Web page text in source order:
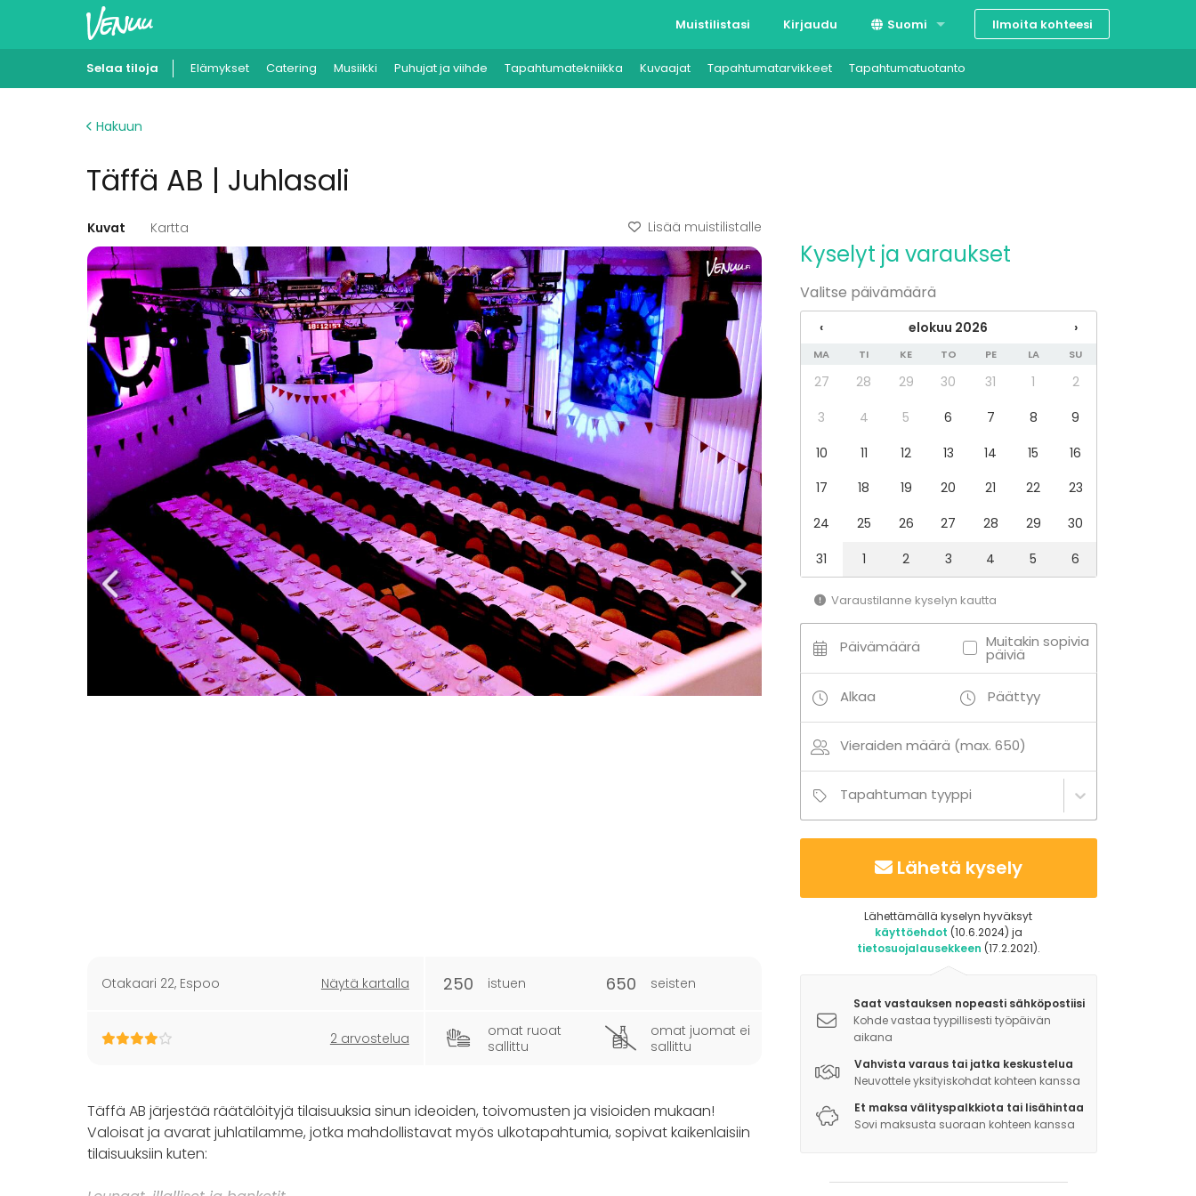
Muistilistasi Kirjaudu Suomi
Svenska
Ilmoita kohteesi
Selaa tiloja Elämykset Catering Musiikki Puhujat ja viihde Tapahtumatekniikka Kuvaajat Tapahtumatarvikkeet Tapahtumatuotanto
Hakuun
Täffä AB | Juhlasali
Kuvat Kartta Lisää muistilistalle
Otakaari 22, Espoo Näytä kartalla
2 arvostelua
250 istuen 650 seisten
omat ruoat
sallittu
omat juomat ei
sallittu
Täffä AB järjestää räätälöityjä tilaisuuksia sinun ideoiden, toivomusten ja visioiden mukaan!
Valoisat ja avarat juhlatilamme, jotka mahdollistavat myös ulkotapahtumia, sopivat kaikenlaisiin
tilaisuuksiin kuten:
Kyselyt ja varaukset
Valitse päivämäärä
‹ elokuu 2026 ›
MA TI KE TO PE LA SU
27 28 29 30 31 1
2
3
4 5 6 7 8
9
10
11 12 13 14 15
16
17
18 19 20 21 22
23
24
25 26 27 28 29
30
31
1 2 3 4 5 6
Varaustilanne kyselyn kautta
Päivämäärä Muitakin sopivia
päiviä
Alkaa Päättyy
Vieraiden määrä (max. 650)
Tapahtuman tyyppi
Lähetä kysely
Lähettämällä kyselyn hyväksyt
käyttöehdot (10.6.2024) ja
tietosuojalausekkeen (17.2.2021).
Saat vastauksen nopeasti sähköpostiisi
Kohde vastaa tyypillisesti työpäivän
aikana
Vahvista varaus tai jatka keskustelua
Neuvottele yksityiskohdat kohteen kanssa
Et maksa välityspalkkiota tai lisähintaa
Sovi maksusta suoraan kohteen kanssa